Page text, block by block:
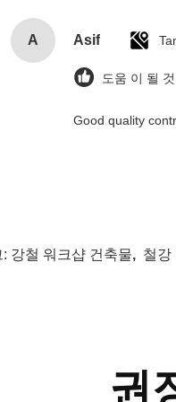
A Asif
도움 이 될
Good quality
: 강철 워크샵 건축물, 철강
권